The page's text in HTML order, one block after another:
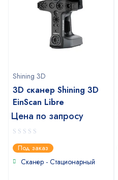
Shining 3D
3D сканер Shining 3D
EinScan Libre
Цена по запросу
0
out
of
Под заказ
Сканер - Стационарный